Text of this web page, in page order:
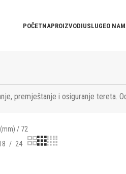
POČETNAPROIZVODIUSLUGEO
premještanje i osiguranje tereta.
72
24